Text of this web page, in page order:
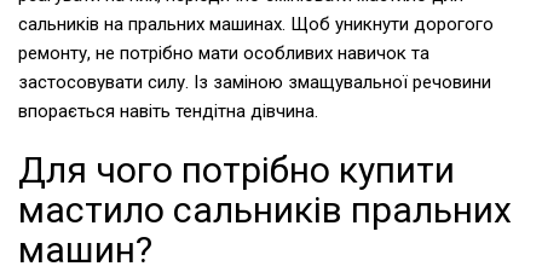
сальників на пральних машинах. Щоб уникнути дорогого
ремонту, не потрібно мати особливих навичок та
застосовувати силу. Із заміною змащувальної речовини
впорається навіть тендітна дівчина.
Для чого потрібно купити
мастило сальників пральних
машин?